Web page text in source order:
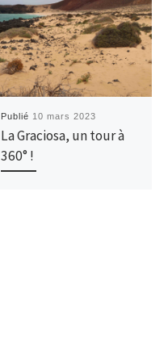
Publié 10 mars 2023
La Graciosa, un tour à
360° !